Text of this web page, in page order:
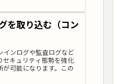
を取り込む（コン
ンログや監査ログなど
セキュリティ態勢を強化
が可能になります。この